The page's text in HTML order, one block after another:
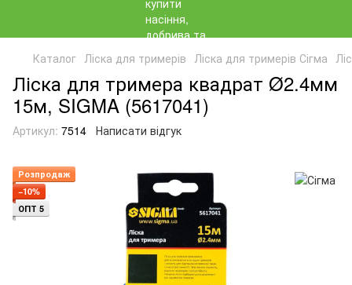
Каталог Ліска для тримерів Ліска для тримерів Сігма
Ліска для тримера квадрат Ø2.4мм
15м, SIGMA (5617041)
Артикул: 7514 Написати відгук
Розпродаж
−10%
ОПТ 5